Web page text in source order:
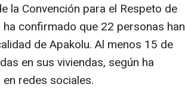
la Convención para el Respeto de
confirmado que 22 personas han
de Apakolu. Al menos 15 de
en sus viviendas, según ha
redes sociales.